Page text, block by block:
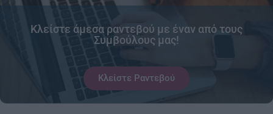
Κλείστε άμεσα ραντεβού με έναν από τους
Συμβούλους μας!
Κλείστε Ραντεβού